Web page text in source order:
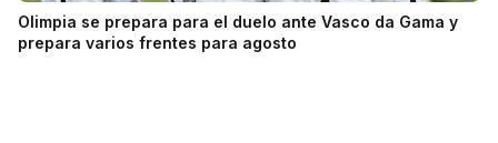
Olimpia se prepara para el duelo ante Vasco da Gama y
prepara varios frentes para agosto